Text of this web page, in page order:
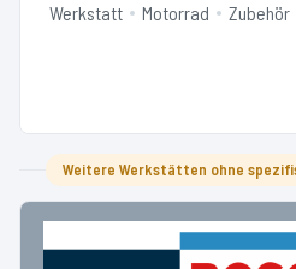
Werkstatt Motorrad Zubehör
Weitere Werkstätten ohne